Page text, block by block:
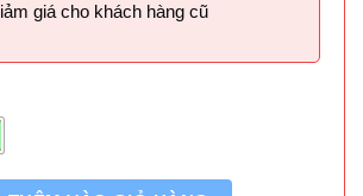
giá cho khách hàng cũ